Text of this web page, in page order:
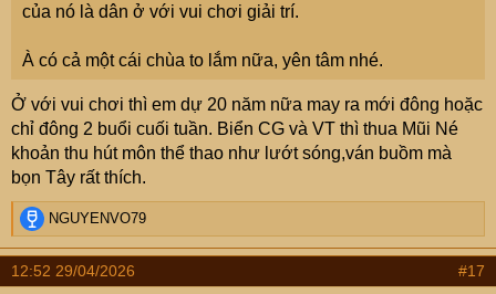
của nó là dân ở với vui chơi giải trí.
À có cả một cái chùa to lắm nữa, yên tâm nhé.
Ở với vui chơi thì em dự 20 năm nữa may ra mới đông hoặc
chỉ đông 2 buổi cuối tuần. Biển CG và VT thì thua Mũi Né
khoản thu hút môn thể thao như lướt sóng,ván buồm mà
bọn Tây rất thích.
R
e
a
c
NGUYENVO79
12:52 29/04/2026 #17